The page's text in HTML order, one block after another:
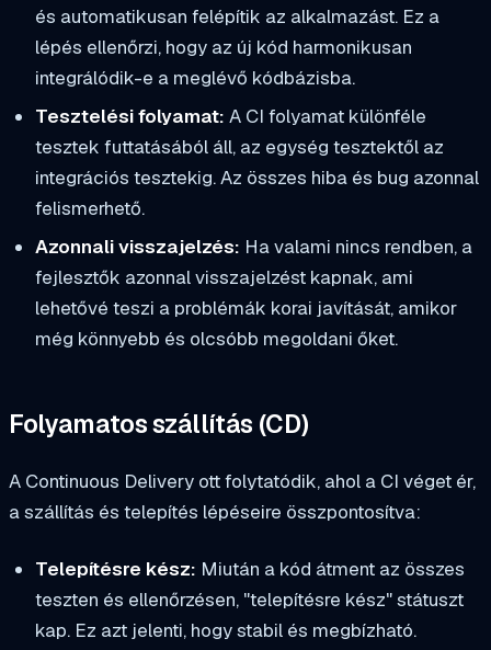
és automatikusan felépítik az alkalmazást. Ez a
lépés ellenőrzi, hogy az új kód harmonikusan
integrálódik-e a meglévő kódbázisba.
Tesztelési folyamat: A CI folyamat különféle
tesztek futtatásából áll, az egység tesztektől az
integrációs tesztekig. Az összes hiba és bug azonnal
felismerhető.
Azonnali visszajelzés: Ha valami nincs rendben, a
fejlesztők azonnal visszajelzést kapnak, ami
lehetővé teszi a problémák korai javítását, amikor
még könnyebb és olcsóbb megoldani őket.
Folyamatos szállítás (CD)
A Continuous Delivery ott folytatódik, ahol a CI véget ér,
a szállítás és telepítés lépéseire összpontosítva:
Telepítésre kész: Miután a kód átment az összes
teszten és ellenőrzésen, "telepítésre kész" státuszt
kap. Ez azt jelenti, hogy stabil és megbízható.